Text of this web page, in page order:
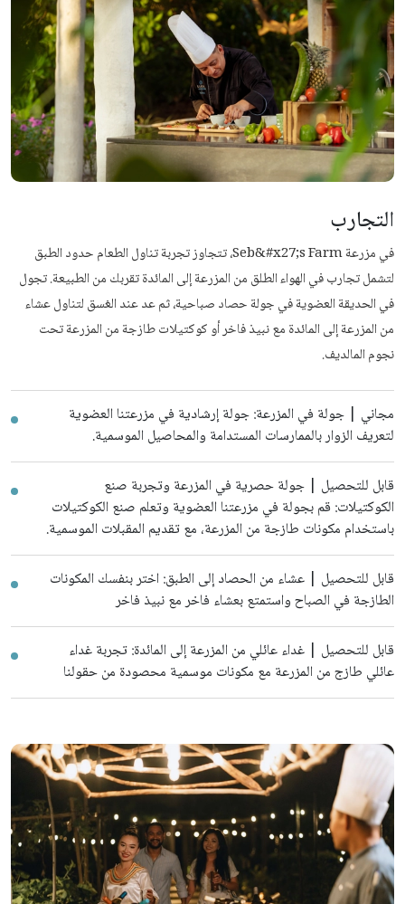
التجارب
في مزرعة Seb&#x27;s Farm، تتجاوز تجربة تناول الطعام حدود الطبق
لتشمل تجارب في الهواء الطلق من المزرعة إلى المائدة تقربك من الطبيعة. تجول
في الحديقة العضوية في جولة حصاد صباحية، ثم عد عند الغسق لتناول عشاء
من المزرعة إلى المائدة مع نبيذ فاخر أو كوكتيلات طازجة من المزرعة تحت
نجوم المالديف.
مجاني | جولة في المزرعة: جولة إرشادية في مزرعتنا العضوية
لتعريف الزوار بالممارسات المستدامة والمحاصيل الموسمية.
قابل للتحصيل | جولة حصرية في المزرعة وتجربة صنع
الكوكتيلات: قم بجولة في مزرعتنا العضوية وتعلم صنع الكوكتيلات
باستخدام مكونات طازجة من المزرعة، مع تقديم المقبلات الموسمية.
قابل للتحصيل | عشاء من الحصاد إلى الطبق: اختر بنفسك المكونات
الطازجة في الصباح واستمتع بعشاء فاخر مع نبيذ فاخر
قابل للتحصيل | غداء عائلي من المزرعة إلى المائدة: تجربة غداء
عائلي طازج من المزرعة مع مكونات موسمية محصودة من حقولنا